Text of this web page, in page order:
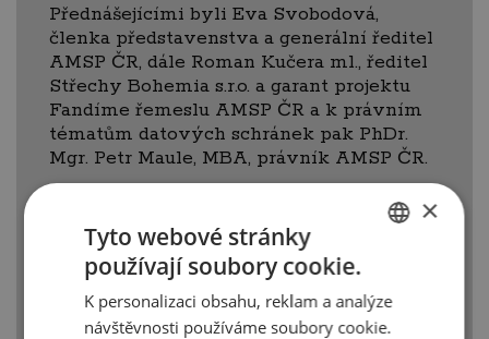
Přednášejícími byli Eva Svobodová,
členka představenstva a generální ředitel
AMSP ČR, dále Roman Kučera ml., ředitel
Střechy Bohemia s.r.o. a garant projektu
Fandíme řemeslu AMSP ČR a k právním
tématům datových schránek pak PhDr.
Mgr. Petr Maule, MBA, právník AMSP ČR.
ENGLISH
×
Tyto webové stránky
používají soubory cookie.
K personalizaci obsahu, reklam a analýze
návštěvnosti používáme soubory cookie.